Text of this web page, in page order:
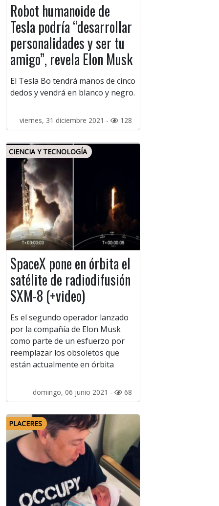
Robot humanoide de
Tesla podría “desarrollar
personalidades y ser tu
amigo”, revela Elon Musk
El Tesla Bo tendrá manos de cinco
dedos y vendrá en blanco y negro.
viernes, 31 diciembre 2021 - 128
CIENCIA Y TECNOLOGÍA
SpaceX pone en órbita el
satélite de radiodifusión
SXM-8 (+video)
Es el segundo operador lanzado
por la compañía de Elon Musk
como parte de un esfuerzo por
reemplazar los obsoletos que
están actualmente en órbita
domingo, 06 junio 2021 - 68
PLACERES